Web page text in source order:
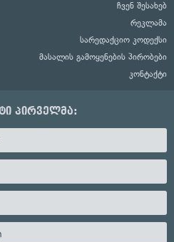
ჩვენ შესახებ
რეკლამა
სარედაქციო კოდექსი
მასალის გამოყენების პირობები
კონტაქტი
პირველმა: